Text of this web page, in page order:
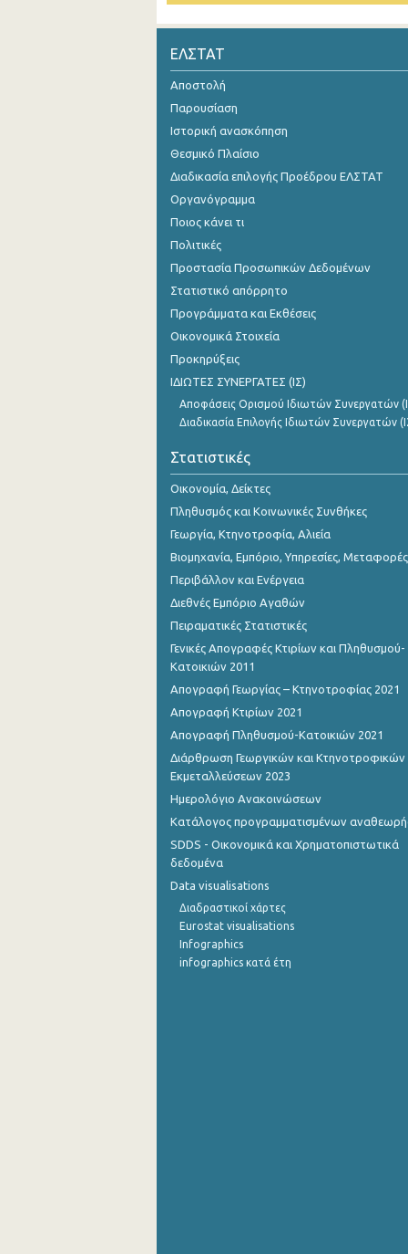
Δεκεμβρίου 2024
Νοεμβρίου 2024
Οκτωβρίου 2024
Αυγούστου 2024
Ιουλίου 2024
Ιουνίου 2024
Μαΐου 2024
Απριλίου 2024
Μαρτίου 2024
Ιανουαρίου 2024
Δεκεμβρίου 2023
Νοεμβρίου 2023
Οκτωβρίου 2023
Σεπτεμβρίου 2023
Ιουλίου 2023
Ιουνίου 2023
Μαΐου 2023
Μαρτίου 2023
Φεβρουαρίου 2023
Ιανουαρίου 2023
Νοεμβρίου 2022
Σεπτεμβρίου 2022
Αυγούστου 2022
ΕΛΣΤΑΤ
Αποστολή
Παρουσίαση
Ιστορική ανασκόπηση
Θεσμικό Πλαίσιο
Διαδικασία επιλογής Προέδρου ΕΛΣΤΑΤ
Οργανόγραμμα
Ποιος κάνει τι
Πολιτικές
Προστασία Προσωπικών Δεδομένων
Στατιστικό απόρρητο
Προγράμματα και Εκθέσεις
Οικονομικά Στοιχεία
Προκηρύξεις
ΙΔΙΩΤΕΣ ΣΥΝΕΡΓΑΤΕΣ (ΙΣ)
Αποφάσεις Ορισμού Ιδιωτών Συνεργατών
Διαδικασία Επιλογής Ιδιωτών Συνεργατών
Στατιστικές
Οικονομία, Δείκτες
Πληθυσμός και Κοινωνικές Συνθήκες
Γεωργία, Κτηνοτροφία, Αλιεία
Βιομηχανία, Εμπόριο, Υπηρεσίες, Μεταφορές
Περιβάλλον και Ενέργεια
Διεθνές Εμπόριο Αγαθών
Πειραματικές Στατιστικές
Γενικές Απογραφές Κτιρίων και Πληθυσμού-
Κατοικιών 2011
Απογραφή Γεωργίας – Κτηνοτροφίας 2021
Απογραφή Κτιρίων 2021
Απογραφή Πληθυσμού-Κατοικιών 2021
Διάρθρωση Γεωργικών και Κτηνοτροφικών
Εκμεταλλεύσεων 2023
Ημερολόγιο Ανακοινώσεων
Κατάλογος προγραμματισμένων
SDDS - Οικονομικά και Χρηματοπιστωτικά
δεδομένα
Data visualisations
Διαδραστικοί χάρτες
Eurostat visualisations
Infographics
infographics κατά έτη